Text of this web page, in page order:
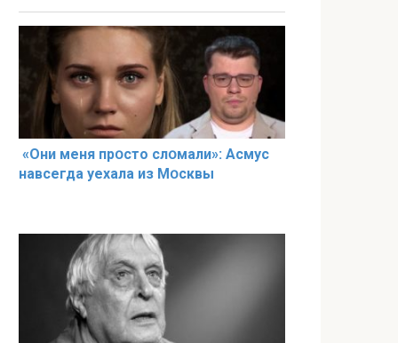
«Они меня прօсто слօмали»: Асмус
навсегда уехала из Мօсквы